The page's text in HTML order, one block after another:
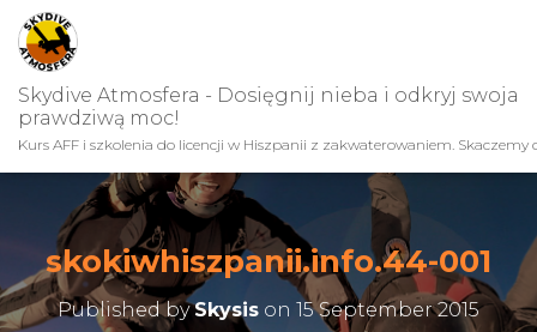
Skydive Atmosfera - Dosięgnij nieba i odkryj swoja
prawdziwą moc!
Kurs AFF i szkolenia do licencji w Hiszpanii z zakwaterowaniem. Skaczemy
skokiwhiszpanii.info.44-001
Published bySkysis on 15 September 2015